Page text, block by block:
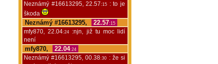
Neznámý #16613295, 22.57:15 : to je
škoda
Neznámý #16613295, 22.57:15
mfy870, 22.04:24
:njn, již tu moc lidí
není
mfy870, 22.04:24
Neznámý #16613295, 00.38:30 : že si